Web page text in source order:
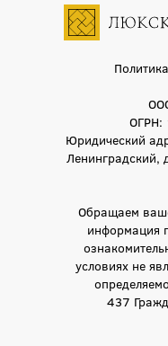
ОГРН:
Юридический
Ленинградский,
Обращаем
информация
условиях не
437